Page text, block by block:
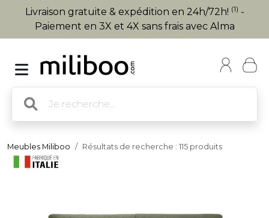
Livraison gratuite & expédition en 24h/72h! (1) -
Paiement en 3X et 4X sans frais avec Alma
Meubles Miliboo Résultats de recherche : 115 produits